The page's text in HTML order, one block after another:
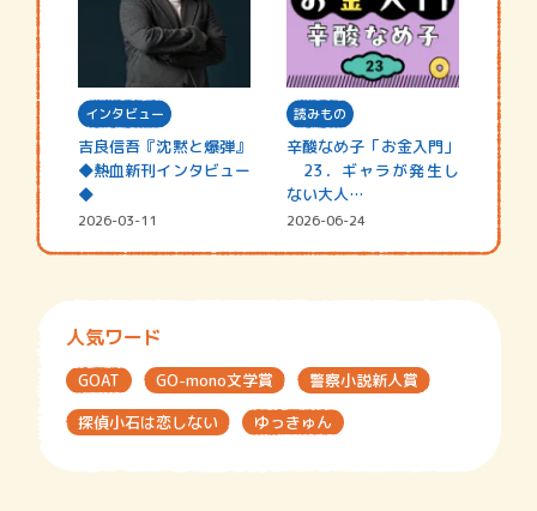
インタビュー
吉良信吾『沈黙と爆弾』
◆熱血新刊インタビュー
◆
2026-03-11
読みもの
辛酸なめ子「お金入門」
23．ギャラが発生し
ない大人…
2026-06-24
人気ワード
GOAT GO-mono文学賞
警察小説新人賞
探偵小石は恋しない
ゆっきゅん